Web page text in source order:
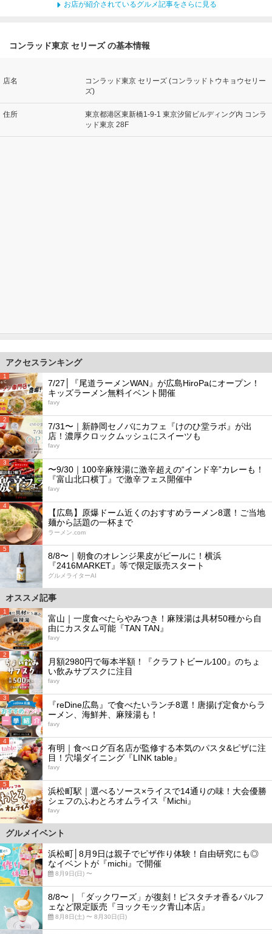
お店が紹介されているグルメ記事をさらに見る
コンラッド東京 セリーズ の基本情報
店名
コンラッド東京 セリーズ (コンラッドトウキョウセリー
ズ)
住所
東京都港区東新橋1-9-1 東京汐留ビルディング内 コンラ
ッド東京 28F
アクセスランキング
1
7/27│『尾道ラーメンWAN』が広島HiroPaにオープン！
キッズラーメン無料イベント開催
favy
2
7/31〜｜新静岡セノバにカフェ『けのひ堂ラボ』が出
店！濃厚クロックムッシュにスイーツも
favy
3
〜9/30｜100辛麻辣湯に激辛超えの“インド辛”カレーも！
『富山北口横丁』で激辛フェス開催中
favy
4
【広島】原爆ドーム近くのおすすめラーメン8選！ご当地
麺から話題の一杯まで
ラーメン.com
5
8/8〜｜朝食のオレンジ果皮がビールに！横浜
『2416MARKET』等で限定販売スタート
グルメライターAI
オススメ記事
1
富山｜一度食べたらやみつき！麻辣湯は具材50種から自
由にカスタム可能『TAN TAN』
favy
2
月額2980円で毎本半額！『クラフトビール100』のちょ
い飲みサブスクに注目
favy
3
『reDine広島』で食べたいランチ8選！唐揚げ定食からラ
ーメン、海鮮丼、麻辣湯も！
favy
4
有明｜食べログ百名店が監修する本気のパスタ&ピザに注
目！穴場ダイニング『LINK table』
favy
5
浜松町駅｜選べるソース×ライスで14通りの味！大会優勝
シェフのふわとろオムライス『Michi』
favy
グルメイベント
浜松町│8月9日は親子でピザ作り体験！自由研究にも◎
なイベントが『michi』で開催
8月9日(日) 〜
8/8〜｜「ダックワーズ」が復刻！ピスタチオ香るパルフ
ェなど限定販売『ヨックモック青山本店』
8月8日(土) 〜 8月30日(日)